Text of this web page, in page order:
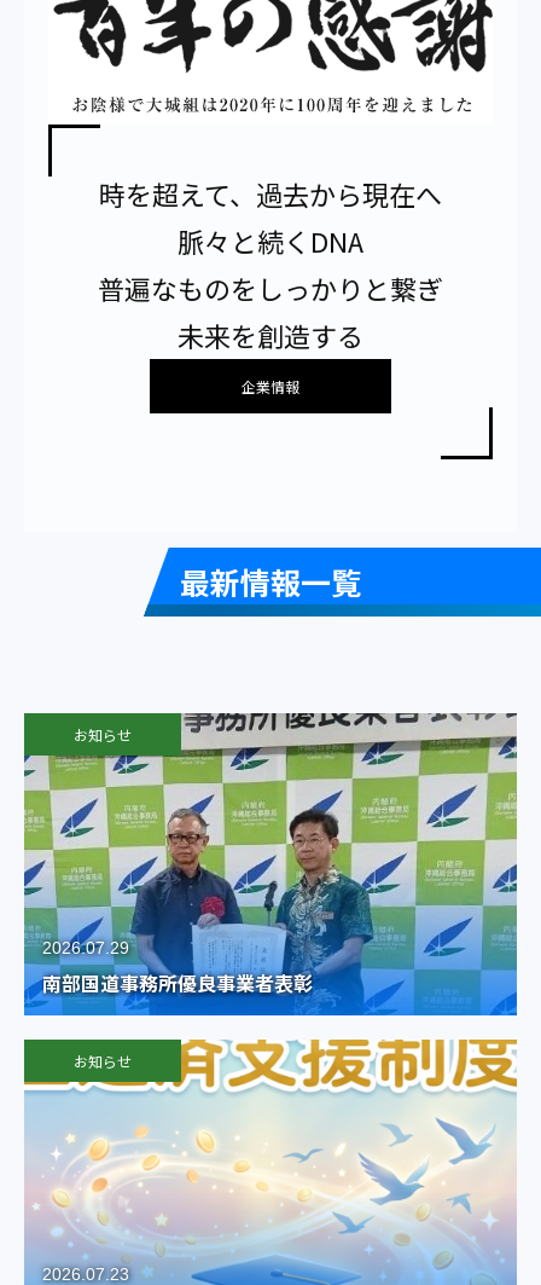
時を超えて、過去から現在へ
脈々と続くDNA
普遍なものをしっかりと繋ぎ
未来を創造する
企業情報
最新情報一覧
お知らせ
2026.07.29
南部国道事務所優良事業者表彰
お知らせ
2026.07.23